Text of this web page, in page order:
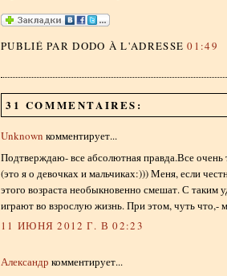
PUBLIÉ PAR DODO À L'ADRESSE01:49
31 COMMENTAIRES:
Unknown комментирует...
Подтверждаю- все абсолютная правда.Все
(это я о девочках и мальчиках:))) Меня, если
этого возраста необыкновенно смешат. С таким
играют во взрослую жизнь. При этом, чуть что,-
11 ИЮНЯ 2012 Г. В 02:23
Александр комментирует...